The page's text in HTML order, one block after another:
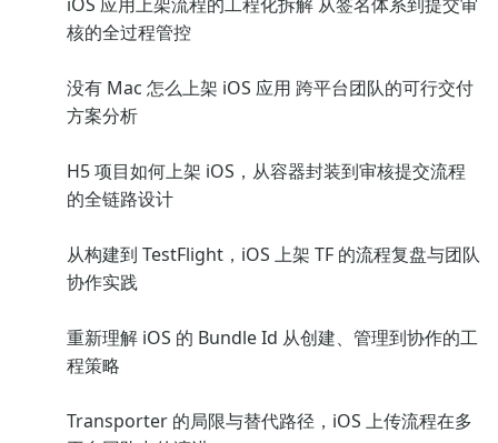
核的全过程管控
没有 Mac 怎么上架 iOS 应用 跨平台团队的可行交付
方案分析
H5 项目如何上架 iOS，从容器封装到审核提交流程
的全链路设计
从构建到 TestFlight，iOS 上架 TF 的流程复盘与团队
协作实践
重新理解 iOS 的 Bundle Id 从创建、管理到协作的工
程策略
Transporter 的局限与替代路径，iOS 上传流程在多